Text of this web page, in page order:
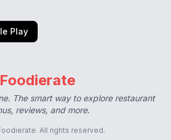
Play
Foodierate
The smart way to explore restaurant
reviews, and more.
All rights reserved.